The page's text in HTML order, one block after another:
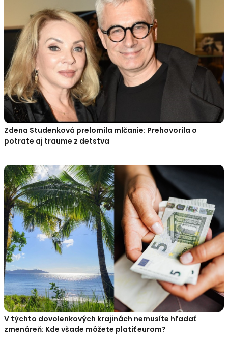
Zdena Studenková prelomila mlčanie: Prehovorila o
potrate aj traume z detstva
V týchto dovolenkových krajinách nemusíte hľadať
zmenáreň: Kde všade môžete platiť eurom?